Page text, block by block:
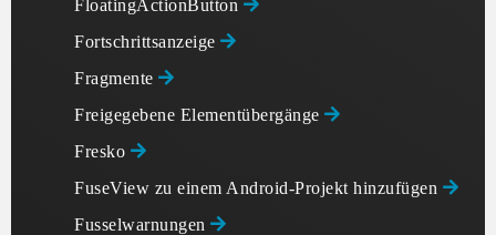
FloatingActionButton
Fortschrittsanzeige
Fragmente
Freigegebene Elementübergänge
Fresko
FuseView zu einem Android-Projekt hinzufügen
Fusselwarnungen